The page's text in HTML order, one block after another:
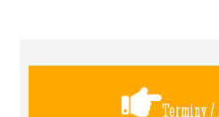
Terminy